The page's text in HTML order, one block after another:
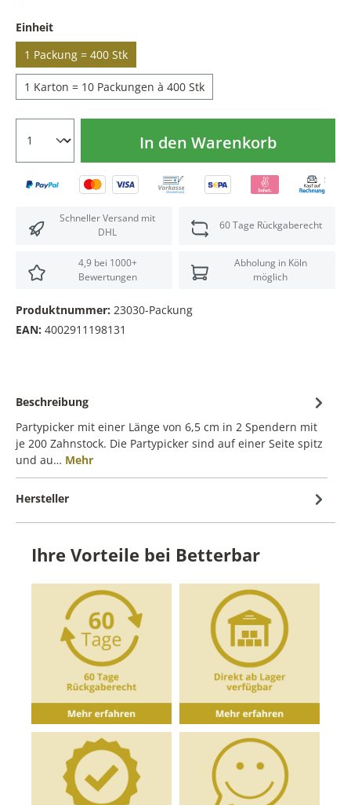
Einheit
1 Packung = 400 Stk
1 Karton = 10 Packungen à 400 Stk
In den Warenkorb
Schneller Versand mit
DHL
60 Tage Rückgaberecht
4,9 bei 1000+
Bewertungen
Abholung in Köln
möglich
Produktnummer: 23030-Packung
EAN: 4002911198131
Beschreibung
Partypicker mit einer Länge von 6,5 cm in 2 Spendern mit
je 200 Zahnstock. Die Partypicker sind auf einer Seite spitz
und au… Mehr
Hersteller
Ihre Vorteile bei Betterbar